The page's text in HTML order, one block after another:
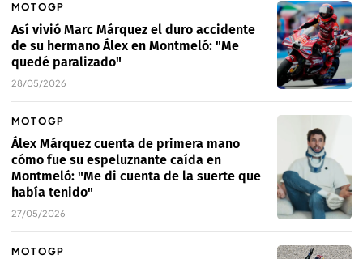
MOTOGP
Así vivió Marc Márquez el duro accidente
de su hermano Álex en Montmeló: "Me
quedé paralizado"
28/05/2026
MOTOGP
Álex Márquez cuenta de primera mano
cómo fue su espeluznante caída en
Montmeló: "Me di cuenta de la suerte que
había tenido"
27/05/2026
MOTOGP